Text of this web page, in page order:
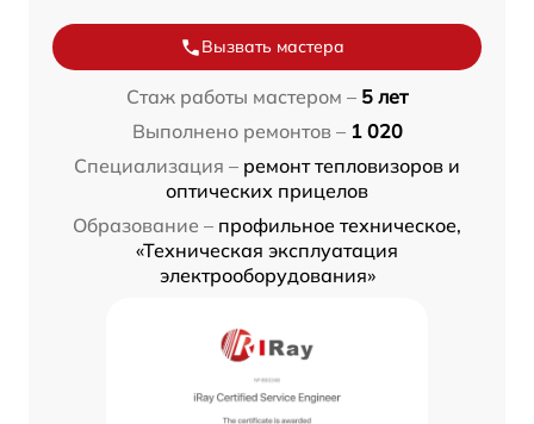
Вызвать мастера
Стаж работы мастером – 5 лет
Выполнено ремонтов – 1 020
Специализация – ремонт тепловизоров и
оптических прицелов
Образование – профильное техническое,
«Техническая эксплуатация
электрооборудования»